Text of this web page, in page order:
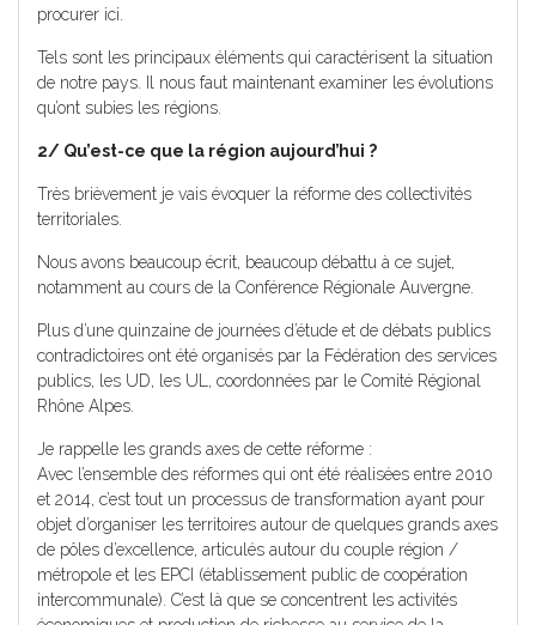
procurer ici.
Tels sont les principaux éléments qui caractérisent la situation
de notre pays. Il nous faut maintenant examiner les évolutions
qu’ont subies les régions.
2/ Qu’est-ce que la région aujourd’hui ?
Très brièvement je vais évoquer la réforme des collectivités
territoriales.
Nous avons beaucoup écrit, beaucoup débattu à ce sujet,
notamment au cours de la Conférence Régionale Auvergne.
Plus d’une quinzaine de journées d’étude et de débats publics
contradictoires ont été organisés par la Fédération des services
publics, les UD, les UL, coordonnées par le Comité Régional
Rhône Alpes.
Je rappelle les grands axes de cette réforme :
Avec l’ensemble des réformes qui ont été réalisées entre 2010
et 2014, c’est tout un processus de transformation ayant pour
objet d’organiser les territoires autour de quelques grands axes
de pôles d’excellence, articulés autour du couple région /
métropole et les EPCI (établissement public de coopération
intercommunale). C’est là que se concentrent les activités